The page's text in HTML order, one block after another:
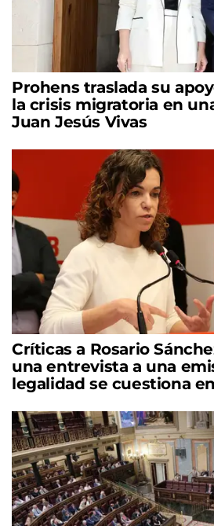
Prohens traslada su
la crisis migratoria en
Juan Jesús Vivas
Críticas a Rosario
una entrevista a una
legalidad se cuestiona